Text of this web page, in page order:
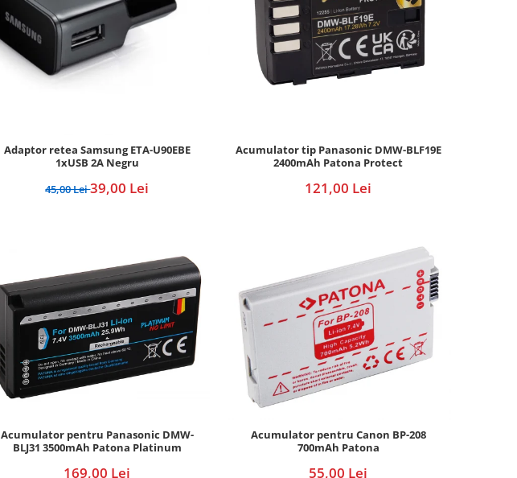
Adaptor retea Samsung ETA-U90EBE
1xUSB 2A Negru
45,00 Lei39,00 Lei
Acumulator tip Panasonic DMW-BLF19E
2400mAh Patona Protect
121,00 Lei
Acumulator pentru Panasonic DMW-
BLJ31 3500mAh Patona Platinum
169,00 Lei
Acumulator pentru Canon BP-208
700mAh Patona
55,00 Lei